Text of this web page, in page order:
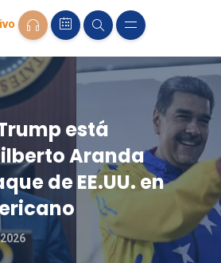
está
Aranda
de EE.UU. en